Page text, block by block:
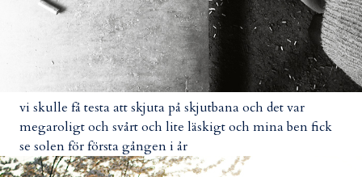
vi skulle få testa att skjuta på skjutbana och det var
megaroligt och svårt och lite läskigt och mina ben fick
se solen för första gången i år